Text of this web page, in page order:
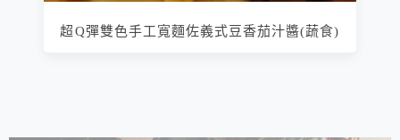
超Q彈雙色手工寬麵佐義式豆香茄汁醬(蔬食)